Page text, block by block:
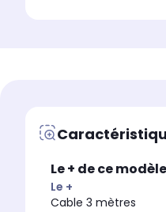
Le + de ce modèle
Le +
Cable 3 mètres